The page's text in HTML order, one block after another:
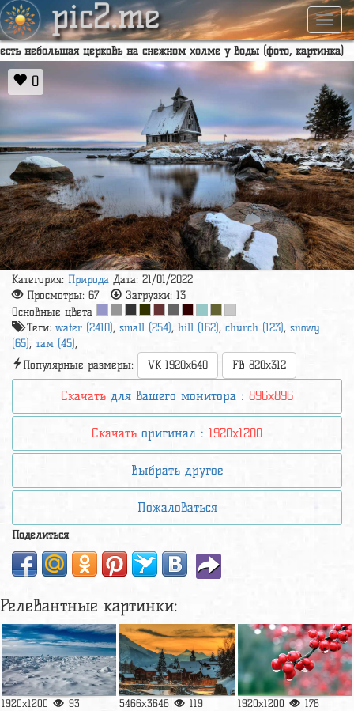
pic2.me
есть небольшая церковь на снежном холме у воды (фото, картинка)
0
Категория: Природа Дата: 21/01/2022
Просмотры: 67 Загрузки: 13
Основные цвета
Теги: water (2410), small (254), hill (162), church (123), snowy
(65), там (45),
Популярные размеры:
VK 1920x640 FB 820x312
Скачать для вашего монитора : 896x896
Скачать оригинал : 1920x1200
Выбрать другое
Пожаловаться
Поделиться
Релевантные картинки:
1920x1200 93 5466x3646 119 1920x1200 178